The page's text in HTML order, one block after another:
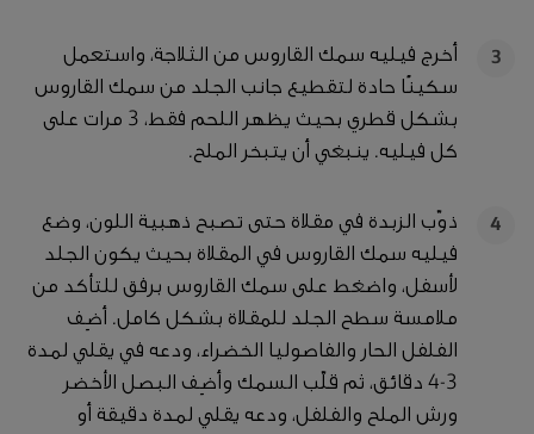
3
أخرج فيليه سمك القاروس من الثلاجة، واستعمل
سكينًا حادة لتقطيع جانب الجلد من سمك القاروس
بشكل قطري بحيث يظهر اللحم فقط، 3 مرات على
كل فيليه. ينبغي أن يتبخر الملح.
4
ذوّب الزبدة في مقلاة حتى تصبح ذهبية اللون، وضع
فيليه سمك القاروس في المقلاة بحيث يكون الجلد
لأسفل، واضغط على سمك القاروس برفق للتأكد من
ملامسة سطح الجلد للمقلاة بشكل كامل. أضِف
الفلفل الحار والفاصوليا الخضراء، ودعه في يقلي لمدة
3-4 دقائق، ثم قلّب السمك وأضِف البصل الأخضر
ورش الملح والفلفل، ودعه يقلي لمدة دقيقة أو